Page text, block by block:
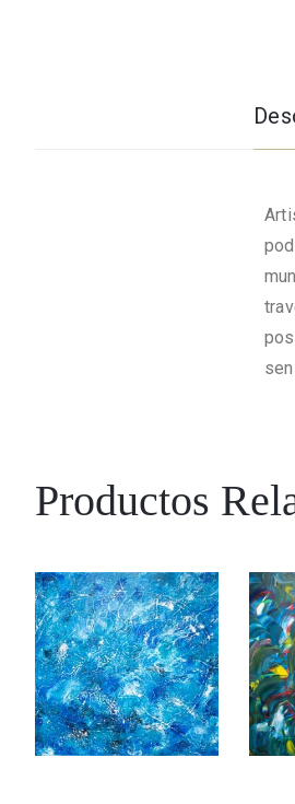
Productos